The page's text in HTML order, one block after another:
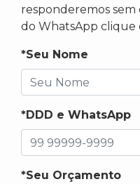
responderemos sem
do WhatsApp clique
*Seu Nome
*DDD e WhatsApp
*Seu Orçamento